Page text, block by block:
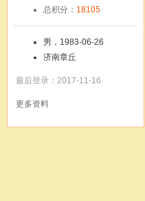
总积分： 18105
男，1983-06-26
济南章丘
最后登录：2017-11-16
更多资料